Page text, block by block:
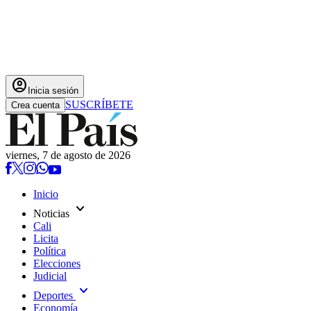
account_circle Inicia sesión
Crea cuenta SUSCRÍBETE
viernes, 7 de agosto de 2026
Inicio
Noticias expand_more
Cali
Licita
Política
Elecciones
Judicial
Deportes expand_more
Economía